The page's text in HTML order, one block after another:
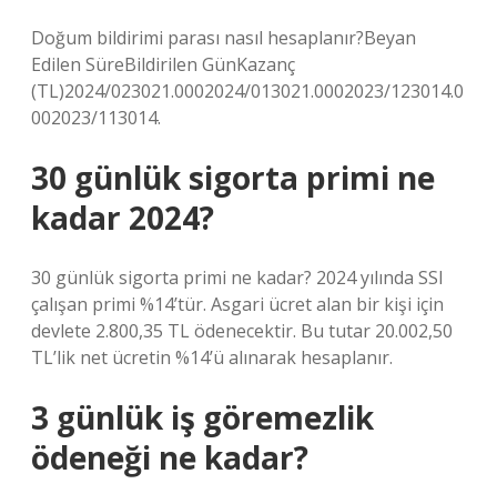
Doğum bildirimi parası nasıl hesaplanır?Beyan
Edilen SüreBildirilen GünKazanç
(TL)2024/023021.0002024/013021.0002023/123014.0
002023/113014.
30 günlük sigorta primi ne
kadar 2024?
30 günlük sigorta primi ne kadar? 2024 yılında SSI
çalışan primi %14’tür. Asgari ücret alan bir kişi için
devlete 2.800,35 TL ödenecektir. Bu tutar 20.002,50
TL’lik net ücretin %14’ü alınarak hesaplanır.
3 günlük iş göremezlik
ödeneği ne kadar?